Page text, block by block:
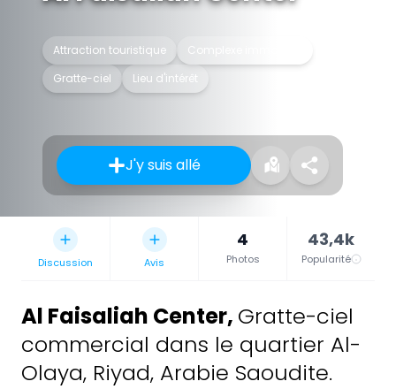
Attraction touristique
Complexe immobilier
Gratte-ciel
Lieu d'intérêt
J'y suis allé
Discussion Avis
4
Photos
43,4k
Popularité
Al Faisaliah Center, Gratte-ciel
commercial dans le quartier Al-
Olaya, Riyad, Arabie Saoudite.